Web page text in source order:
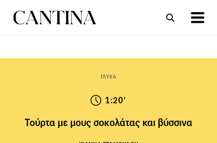
ΓΛΥΚΑ
1:20'
Τούρτα με μους σοκολάτας και βύσσινα